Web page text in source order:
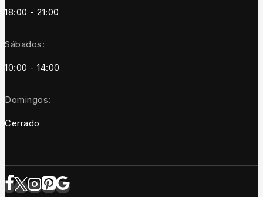
18:00 - 21:00
Sábados:
10:00 - 14:00
Domingos:
Cerrado